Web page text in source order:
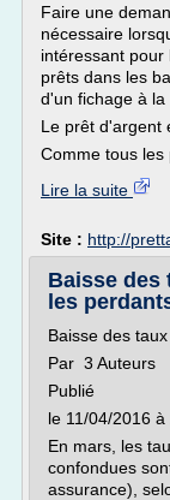
Faire une
nécessaire
intéressant
prêts dans les
d'un fichage à la
Le prêt d'argent
Comme tous les
Lire la suite
Site : http://
Baisse des
les
Baisse des
Par 3 Auteurs
Publié
le 11/04/2016 à
En mars, les
confondues
assurance),